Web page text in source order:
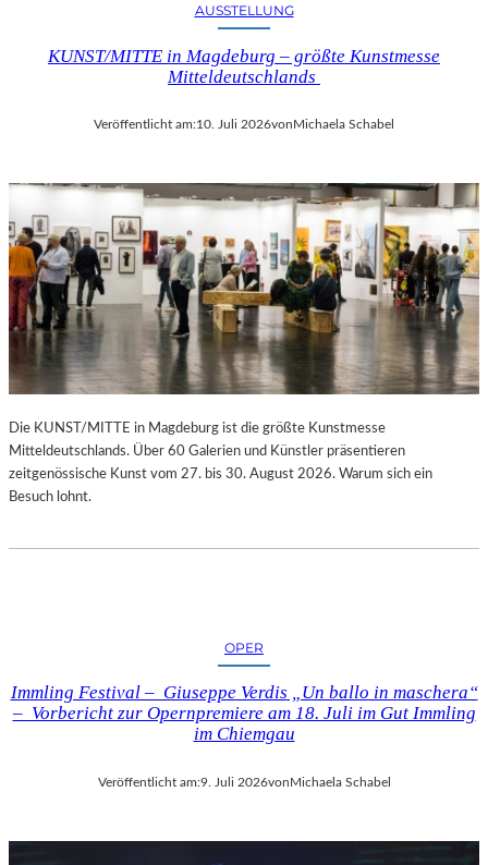
AUSSTELLUNG
KUNST/MITTE in Magdeburg – größte Kunstmesse
Mitteldeutschlands
Veröffentlicht am:10. Juli 2026vonMichaela Schabel
Die KUNST/MITTE in Magdeburg ist die größte Kunstmesse
Mitteldeutschlands. Über 60 Galerien und Künstler präsentieren
zeitgenössische Kunst vom 27. bis 30. August 2026. Warum sich ein
Besuch lohnt.
OPER
Immling Festival – Giuseppe Verdis „Un ballo in maschera“
– Vorbericht zur Opernpremiere am 18. Juli im Gut Immling
im Chiemgau
Veröffentlicht am:9. Juli 2026vonMichaela Schabel